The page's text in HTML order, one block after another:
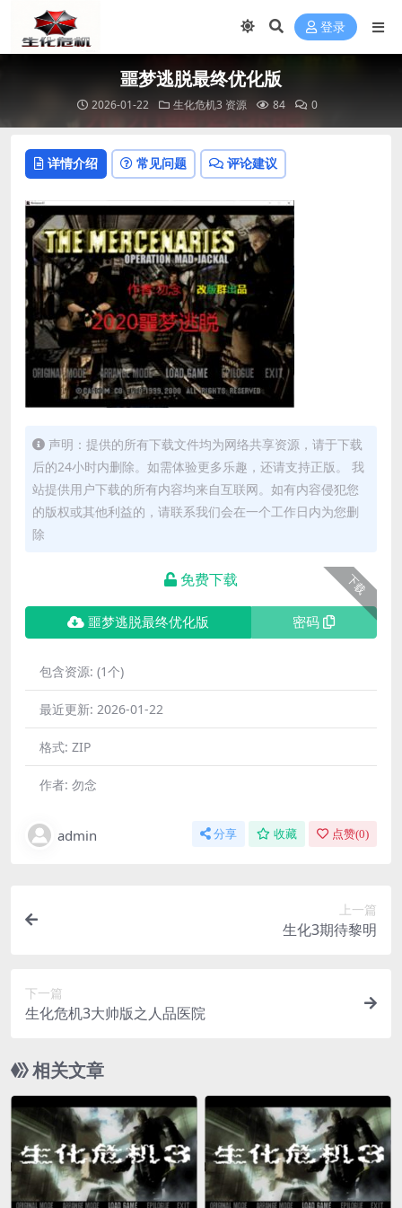
登录
噩梦逃脱最终优化版
2026-01-22 生化危机3 资源 84 0
详情介绍 常见问题 评论建议
声明：提供的所有下载文件均为网络共享资源，请于下载
后的24小时内删除。如需体验更多乐趣，还请支持正版。 我
站提供用户下载的所有内容均来自互联网。如有内容侵犯您
的版权或其他利益的，请联系我们会在一个工作日内为您删
除
下载
免费下载
噩梦逃脱最终优化版 密码
包含资源: (1个)
最近更新: 2026-01-22
格式: ZIP
作者: 勿念
admin 分享 收藏 点赞(0)
上一篇
生化3期待黎明
下一篇
生化危机3大帅版之人品医院
相关文章